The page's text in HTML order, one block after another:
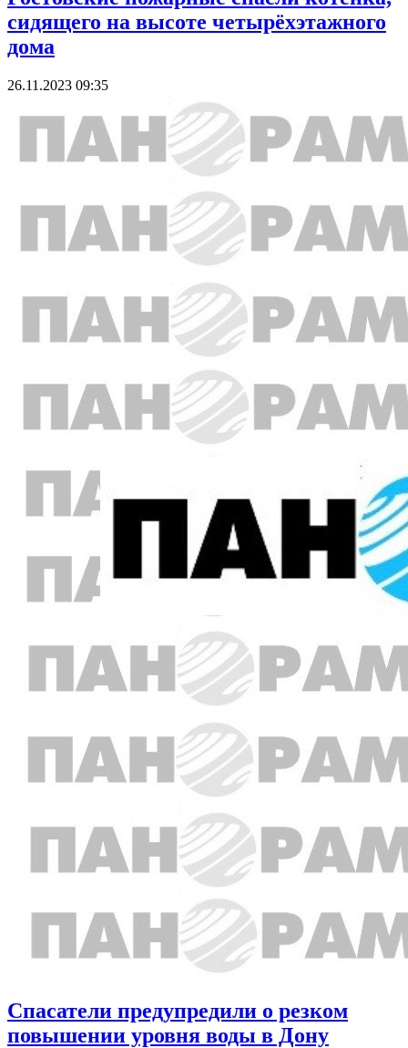
сидящего на высоте четырёхэтажного
дома
26.11.2023 09:35
Спасатели предупредили о резком
повышении уровня воды в Дону